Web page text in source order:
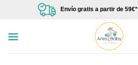
Envío gratis a partir de 59€*